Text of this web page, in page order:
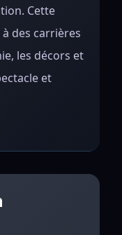
Cette
des carrières
les décors et
et